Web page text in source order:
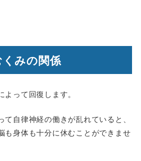
みの関係
って回復します。
て自律神経の働きが乱れていると、
も身体も十分に休むことができませ